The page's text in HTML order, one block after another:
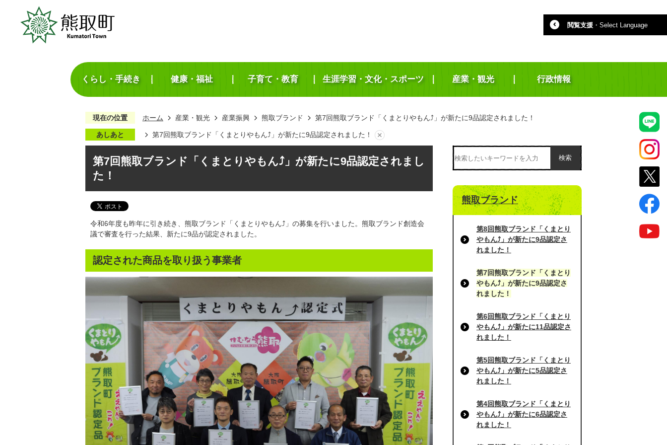
閲覧支援 ・ Select Language
くらし・手続き 健康・福祉 子育て・教育 生涯学習・文化・スポーツ 産業・観光 行政情報
現在の位置 ホーム 産業・観光 産業振興 熊取ブランド 第7回熊取ブランド「くまとりやもん⤴」が新たに9品認定されました！
あしあと 第7回熊取ブランド「くまとりやもん⤴」が新たに9品認定されました！
第7回熊取ブランド「くまとりやもん⤴」が新たに9品認定されまし
た！
令和6年度も昨年に引き続き、熊取ブランド「くまとりやもん⤴」の募集を行いました。熊取ブランド創造会
議で審査を行った結果、新たに9品が認定されました。
認定された商品を取り扱う事業者
検索
熊取ブランド
第8回熊取ブランド「くまとり
やもん⤴」が新たに9品認定さ
れました！
第7回熊取ブランド「くまとり
やもん⤴」が新たに9品認定さ
れました！
第6回熊取ブランド「くまとり
やもん⤴」が新たに11品認定さ
れました！
第5回熊取ブランド「くまとり
やもん⤴」が新たに5品認定さ
れました！
第4回熊取ブランド「くまとり
やもん⤴」が新たに6品認定さ
れました！